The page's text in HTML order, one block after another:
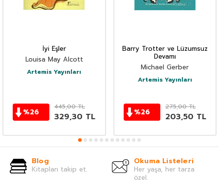
İyi Eşler
Louisa May Alcott
Artemis Yayınları
%26
445,00TL
329,30 TL
Barry Trotter ve Lüzumsuz
Devamı
Michael Gerber
Artemis Yayınları
%26
275,00TL
203,50 TL
Blog
Kitapları takip et.
Okuma Listeleri
Her yaşa, her tarza
özel.